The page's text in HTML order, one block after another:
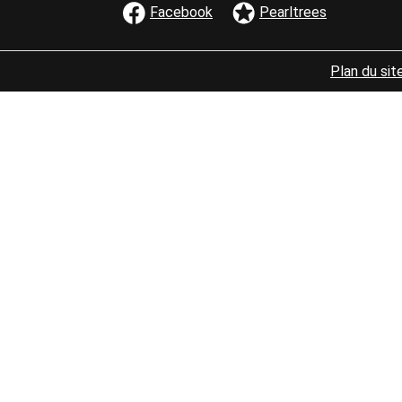
Facebook Pearltrees
texte
MENU PIED
Plan du